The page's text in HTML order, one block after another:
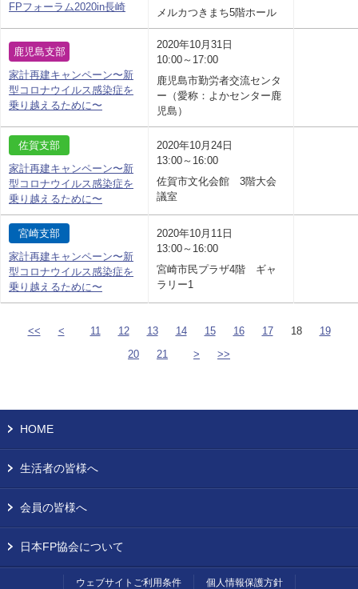
FPフォーラム2020in長崎
メルカつきまち5階ホール
鹿児島支部
家計再建キャンペーン〜新
型コロナウイルス感染症を
乗り越えるために〜
2020年10月31日
10:00～17:00
鹿児島市勤労者交流センタ
ー（愛称：よかセンター鹿
児島）
佐賀支部
家計再建キャンペーン〜新
型コロナウイルス感染症を
乗り越えるために〜
2020年10月24日
13:00～16:00
佐賀市文化会館 3階大会
議室
宮崎支部
家計再建キャンペーン〜新
型コロナウイルス感染症を
乗り越えるために〜
2020年10月11日
13:00～16:00
宮崎市民プラザ4階 ギャ
ラリー1
<< < 11 12 13 14 15 16 17 18
19
20
21 > >>
HOME
生活者の皆様へ
会員の皆様へ
日本FP協会について
ウェブサイトご利用条件 個人情報保護方針